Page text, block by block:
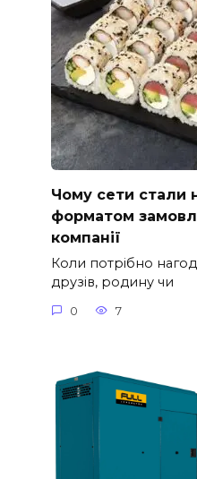
Чому сети стали
форматом
компанії
Коли потрібно
друзів, родину чи
0 7